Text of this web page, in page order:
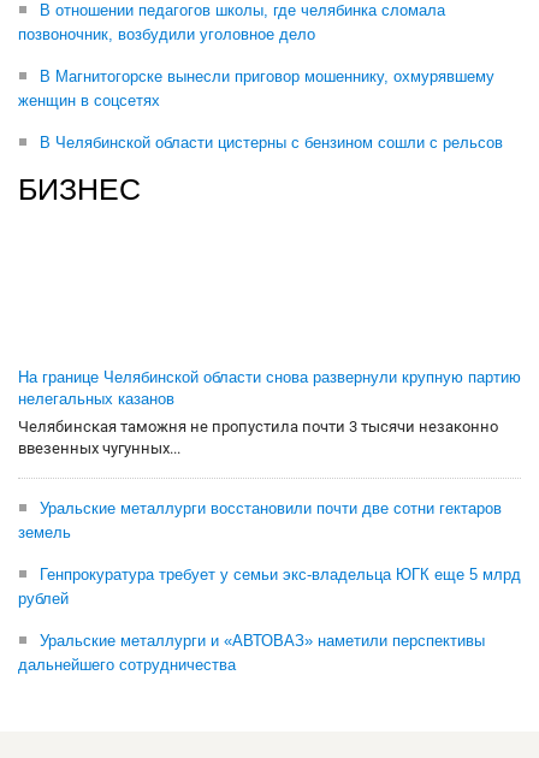
В отношении педагогов школы, где челябинка сломала
позвоночник, возбудили уголовное дело
В Магнитогорске вынесли приговор мошеннику, охмурявшему
женщин в соцсетях
В Челябинской области цистерны с бензином сошли с рельсов
БИЗНЕС
На границе Челябинской области снова развернули крупную партию
нелегальных казанов
Челябинская таможня не пропустила почти 3 тысячи незаконно
ввезенных чугунных...
Уральские металлурги восстановили почти две сотни гектаров
земель
Генпрокуратура требует у семьи экс-владельца ЮГК еще 5 млрд
рублей
Уральские металлурги и «АВТОВАЗ» наметили перспективы
дальнейшего сотрудничества